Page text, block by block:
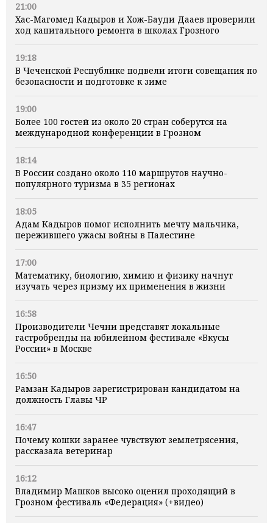
21:00
Хас-Магомед Кадыров и Хож-Бауди Дааев проверили
ход капитального ремонта в школах Грозного
19:18
В Чеченской Республике подвели итоги совещания по
безопасности и подготовке к зиме
19:00
Более 100 гостей из около 20 стран соберутся на
международной конференции в Грозном
18:14
В России создано около 110 маршрутов научно-
популярного туризма в 35 регионах
18:05
Адам Кадыров помог исполнить мечту мальчика,
пережившего ужасы войны в Палестине
17:00
Математику, биологию, химию и физику начнут
изучать через призму их применения в жизни
16:58
Производители Чечни представят локальные
гастробренды на юбилейном фестивале «Вкусы
России» в Москве
16:50
Рамзан Кадыров зарегистрирован кандидатом на
должность Главы ЧР
16:47
Почему кошки заранее чувствуют землетрясения,
рассказала ветеринар
16:12
Владимир Машков высоко оценил проходящий в
Грозном фестиваль «Федерация» (+видео)